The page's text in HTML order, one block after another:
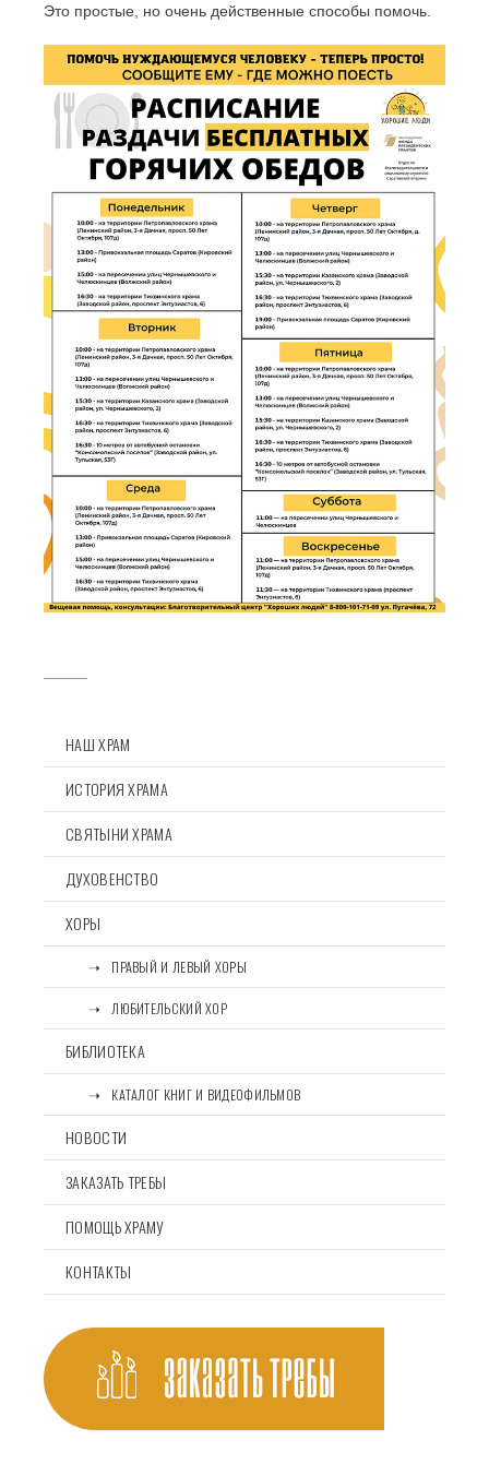
Это простые, но очень действенные способы помочь.
НАШ ХРАМ
ИСТОРИЯ ХРАМА
СВЯТЫНИ ХРАМА
ДУХОВЕНСТВО
ХОРЫ
⠀⠀➝⠀ПРАВЫЙ И ЛЕВЫЙ ХОРЫ
⠀⠀➝⠀ЛЮБИТЕЛЬСКИЙ ХОР
БИБЛИОТЕКА
⠀⠀➝⠀КАТАЛОГ КНИГ И ВИДЕОФИЛЬМОВ
НОВОСТИ
ЗАКАЗАТЬ ТРЕБЫ
ПОМОЩЬ ХРАМУ
КОНТАКТЫ